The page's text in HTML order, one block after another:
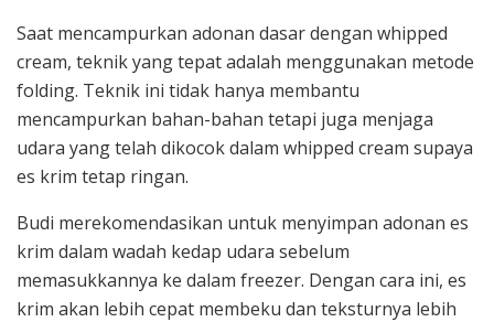
Saat mencampurkan adonan dasar dengan whipped
cream, teknik yang tepat adalah menggunakan metode
folding. Teknik ini tidak hanya membantu
mencampurkan bahan-bahan tetapi juga menjaga
udara yang telah dikocok dalam whipped cream supaya
es krim tetap ringan.
Budi merekomendasikan untuk menyimpan adonan es
krim dalam wadah kedap udara sebelum
memasukkannya ke dalam freezer. Dengan cara ini, es
krim akan lebih cepat membeku dan teksturnya lebih